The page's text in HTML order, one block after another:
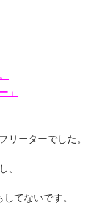
」
リーターでした。
、
てないです。